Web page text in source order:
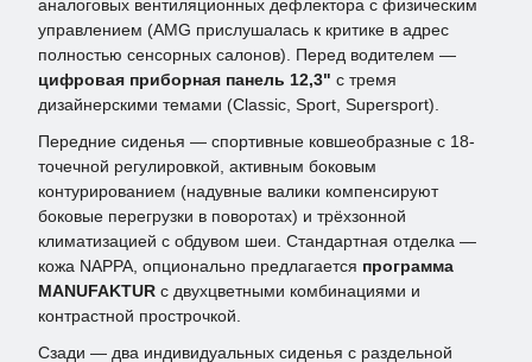
аналоговых вентиляционных дефлектора с физическим
управлением (AMG прислушалась к критике в адрес
полностью сенсорных салонов). Перед водителем —
цифровая приборная панель 12,3" с тремя
дизайнерскими темами (Classic, Sport, Supersport).
Передние сиденья — спортивные ковшеобразные с 18-
точечной регулировкой, активным боковым
контурированием (надувные валики компенсируют
боковые перегрузки в поворотах) и трёхзонной
климатизацией с обдувом шеи. Стандартная отделка —
кожа NAPPA, опционально предлагается программа
MANUFAKTUR с двухцветными комбинациями и
контрастной прострочкой.
Сзади — два индивидуальных сиденья с раздельной